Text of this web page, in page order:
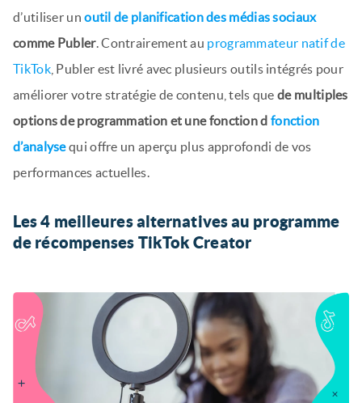
d’utiliser unoutil de planification des médias sociaux
comme Publer. Contrairement au programmateur natif de
TikTok, Publer est livré avec plusieurs outils intégrés pour
améliorer votre stratégie de contenu, tels quede multiples
options de programmation et une fonction d fonction
d’analysequi offre un aperçu plus approfondi de vos
performances actuelles.
Les 4 meilleures alternatives au programme
de récompenses TikTok Creator